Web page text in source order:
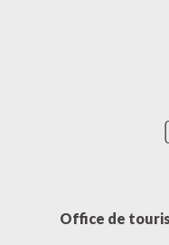
Office de